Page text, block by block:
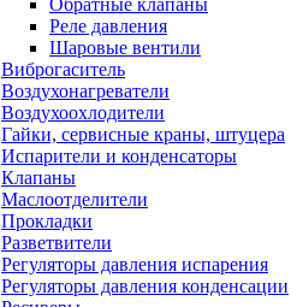
Обратные клапаны
Реле давления
Шаровые вентили
Виброгаситель
Воздухонагреватели
Воздухоохлодители
Гайки, сервисные краны, штуцера
Испарители и конденсаторы
Клапаны
Маслоотделители
Прокладки
Разветвители
Регуляторы давления испарения
Регуляторы давления конденсации